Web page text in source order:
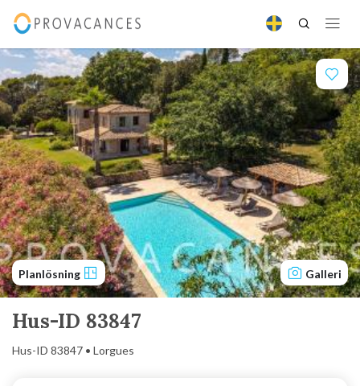
Planlösning Galleri
Hus-ID 83847
Hus-ID 83847 • Lorgues